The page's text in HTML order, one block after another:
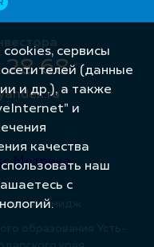
28 68
образования Усть-
Имидж
сервисы
(данные
и др.), а также
и
качества
наш
с